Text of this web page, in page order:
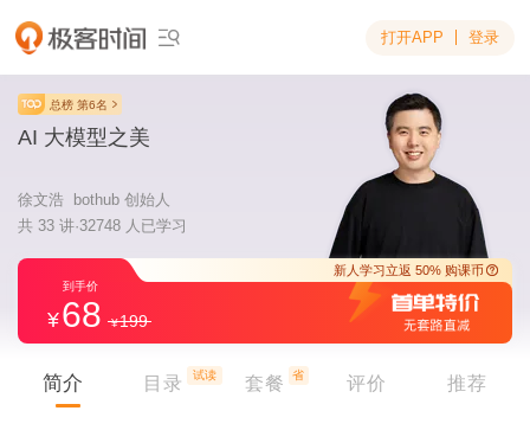
 打开APP 登录
总榜 第6名
AI 大模型之美
徐文浩 bothub 创始人
共 33 讲·32748 人已学习
68 199
新人学习立返
简介 目录 试读 套餐 省 评价 推荐